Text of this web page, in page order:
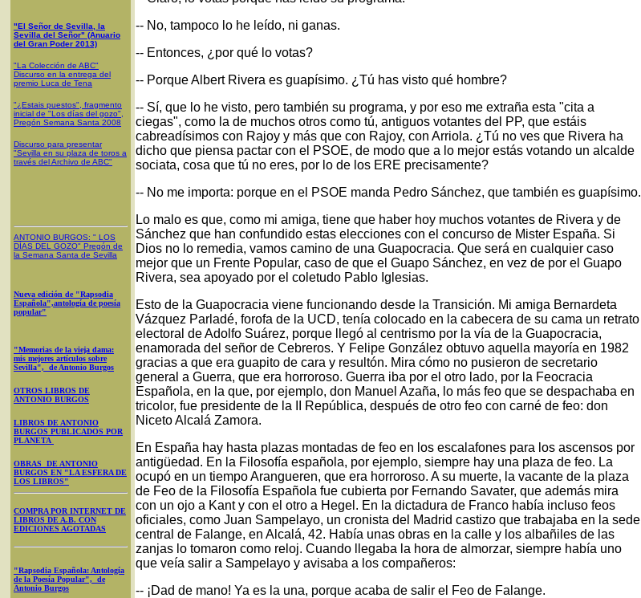
"El Señor de Sevilla, la
Sevilla del Señor" (Anuario
del Gran Poder 2013)
"La Colección de ABC"
Discurso en la entrega del
premio Luca de Tena
"¿Estais puestos", fragmento
inicial de "Los días del gozo",
Pregón Semana Santa 2008
Discurso para presentar
"Sevilla en su plaza de toros a
través del Archivo de ABC"
ANTONIO BURGOS: " LOS
DÍAS DEL GOZO" Pregón de
la Semana Santa de Sevilla
Nueva edición de "Rapsodia
Española",antología de poesía
popular"
"Memorias de la vieja dama:
mis mejores artículos sobre
Sevilla", de Antonio Burgos
OTROS LIBROS DE
ANTONIO BURGOS
LIBROS DE ANTONIO
BURGOS PUBLICADOS POR
PLANETA
OBRAS DE ANTONIO
BURGOS EN "LA ESFERA DE
LOS LIBROS"
COMPRA POR INTERNET DE
LIBROS DE A.B. CON
EDICIONES AGOTADAS
"Rapsodia Española: Antología
de la Poesía Popular", de
Antonio Burgos
-- No, tampoco lo he leído, ni ganas.
-- Entonces, ¿por qué lo votas?
-- Porque Albert Rivera es guapísimo. ¿Tú has visto qué hombre?
-- Sí, que lo he visto, pero también su programa, y por eso me extraña esta "cita a
ciegas", como la de muchos otros como tú, antiguos votantes del PP, que estáis
cabreadísimos con Rajoy y más que con Rajoy, con Arriola. ¿Tú no ves que Rivera ha
dicho que piensa pactar con el PSOE, de modo que a lo mejor estás votando un alcalde
sociata, cosa que tú no eres, por lo de los ERE precisamente?
-- No me importa: porque en el PSOE manda Pedro Sánchez, que también es guapísimo.
Lo malo es que, como mi amiga, tiene que haber hoy muchos votantes de Rivera y de
Sánchez que han confundido estas elecciones con el concurso de Mister España. Si
Dios no lo remedia, vamos camino de una Guapocracia. Que será en cualquier caso
mejor que un Frente Popular, caso de que el Guapo Sánchez, en vez de por el Guapo
Rivera, sea apoyado por el coletudo Pablo Iglesias.
Esto de la Guapocracia viene funcionando desde la Transición. Mi amiga Bernardeta
Vázquez Parladé, forofa de la UCD, tenía colocado en la cabecera de su cama un retrato
electoral de Adolfo Suárez, porque llegó al centrismo por la vía de la Guapocracia,
enamorada del señor de Cebreros. Y Felipe González obtuvo aquella mayoría en 1982
gracias a que era guapito de cara y resultón. Mira cómo no pusieron de secretario
general a Guerra, que era horroroso. Guerra iba por el otro lado, por la Feocracia
Española, en la que, por ejemplo, don Manuel Azaña, lo más feo que se despachaba en
tricolor, fue presidente de la II República, después de otro feo con carné de feo: don
Niceto Alcalá Zamora.
En España hay hasta plazas montadas de feo en los escalafones para los ascensos por
antigüedad. En la Filosofía española, por ejemplo, siempre hay una plaza de feo. La
ocupó en un tiempo Arangueren, que era horroroso. A su muerte, la vacante de la plaza
de Feo de la Filosofía Española fue cubierta por Fernando Savater, que además mira
con un ojo a Kant y con el otro a Hegel. En la dictadura de Franco había incluso feos
oficiales, como Juan Sampelayo, un cronista del Madrid castizo que trabajaba en la sede
central de Falange, en Alcalá, 42. Había unas obras en la calle y los albañiles de las
zanjas lo tomaron como reloj. Cuando llegaba la hora de almorzar, siempre había uno
que veía salir a Sampelayo y avisaba a los compañeros:
-- ¡Dad de mano! Ya es la una, porque acaba de salir el Feo de Falange.